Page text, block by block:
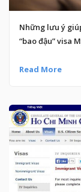
Những lưu ý
“bao đậu” visa
Read More